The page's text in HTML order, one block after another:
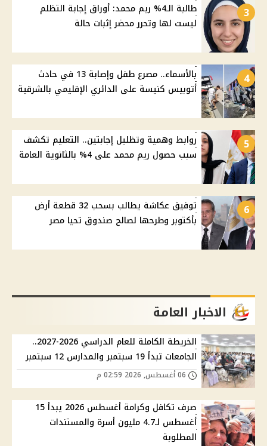
3
طالبة الـ4% ريم محمد: أوراق إجابة التظلم
ليست لها وتحرر محضر إثبات حالة
4
بالأسماء.. مصرع طفل وإصابة 13 في حادث
أتوبيس كنيسة على الدائري الإقليمي بالشرقية
5
روابط وهمية وتظليل إجابتين.. التعليم تكشف
سبب حصول ريم محمد على 4% بالثانوية العامة
6
توفيق عكاشة يطالب بسحب 32 قطعة أرض
بأكتوبر وطرحها لصالح صندوق تحيا مصر
الاخبار العامة
الخريطة الكاملة للعام الدراسي 2026-2027..
الجامعات تبدأ 19 سبتمبر والمدارس 12 سبتمبر
صرف تكافل وكرامة أغسطس 2026 يبدأ 15
أغسطس لـ4.7 مليون أسرة والمستندات
المطلوبة